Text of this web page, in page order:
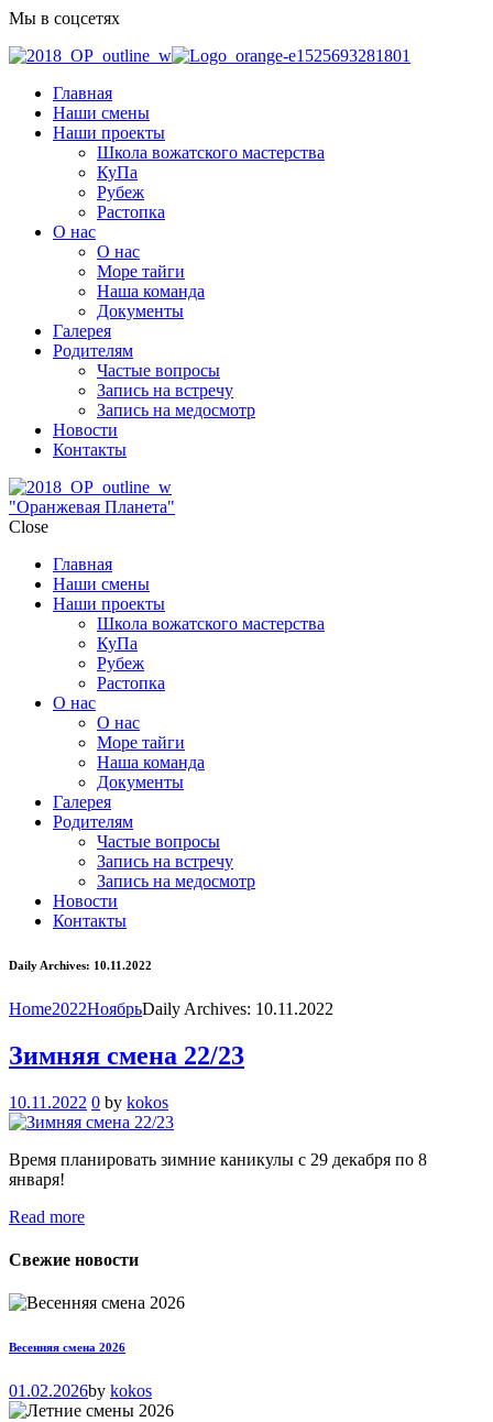
Мы в соцсетях
Главная
Наши смены
Наши проекты
Школа вожатского мастерства
КуПа
Рубеж
Растопка
О нас
О нас
Море тайги
Наша команда
Документы
Галерея
Родителям
Частые вопросы
Запись на встречу
Запись на медосмотр
Новости
Контакты
"Оранжевая Планета"
Close
Главная
Наши смены
Наши проекты
Школа вожатского мастерства
КуПа
Рубеж
Растопка
О нас
О нас
Море тайги
Наша команда
Документы
Галерея
Родителям
Частые вопросы
Запись на встречу
Запись на медосмотр
Новости
Контакты
Daily Archives: 10.11.2022
Home2022НоябрьDaily Archives: 10.11.2022
Зимняя смена 22/23
10.11.2022 0 by kokos
Время планировать зимние каникулы с 29 декабря по 8
января!
Read more
Свежие новости
Весенняя смена 2026
01.02.2026by kokos